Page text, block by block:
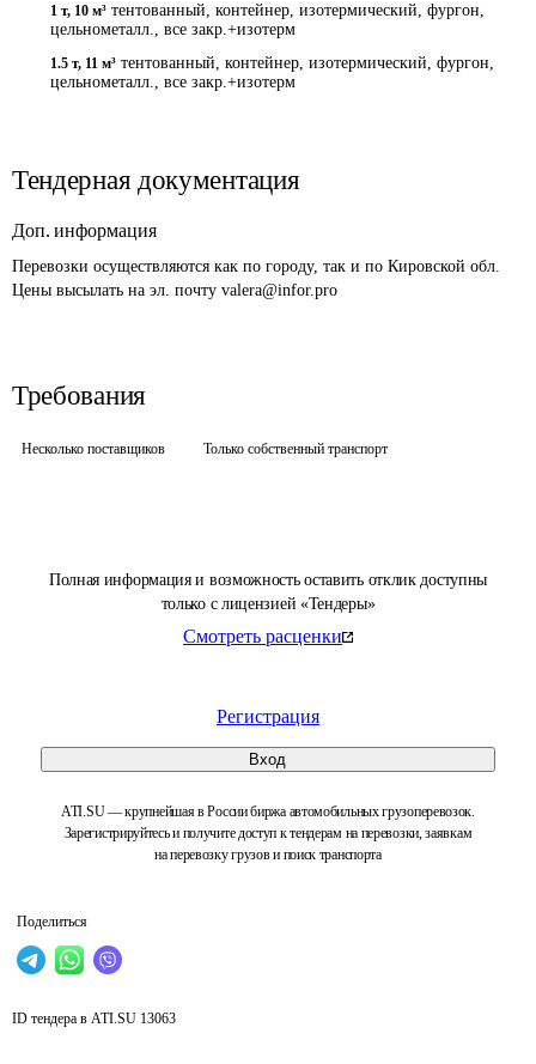
Полная информация и возможность оставить отклик доступны
только с лицензией «Тендеры»
Смотреть расценки
Регистрация
Вход
ATI.SU — крупнейшая в России биржа автомобильных грузоперевозок.
Зарегистрируйтесь и получите доступ к тендерам на перевозки, заявкам
на перевозку грузов и поиск транспорта
Поделиться
1 т, 10 м³ тентованный, контейнер, изотермический, фургон,
цельнометалл., все закр.+изотерм
1.5 т, 11 м³ тентованный, контейнер, изотермический, фургон,
цельнометалл., все закр.+изотерм
Тендерная документация
Доп. информация
Перевозки осуществляются как по городу, так и по Кировской обл.
Цены высылать на эл. почту valera@infor.pro
Требования
Несколько поставщиков Только собственный транспорт
ID тендера в ATI.SU 13063